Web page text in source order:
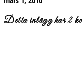
Detta inlägg har 2